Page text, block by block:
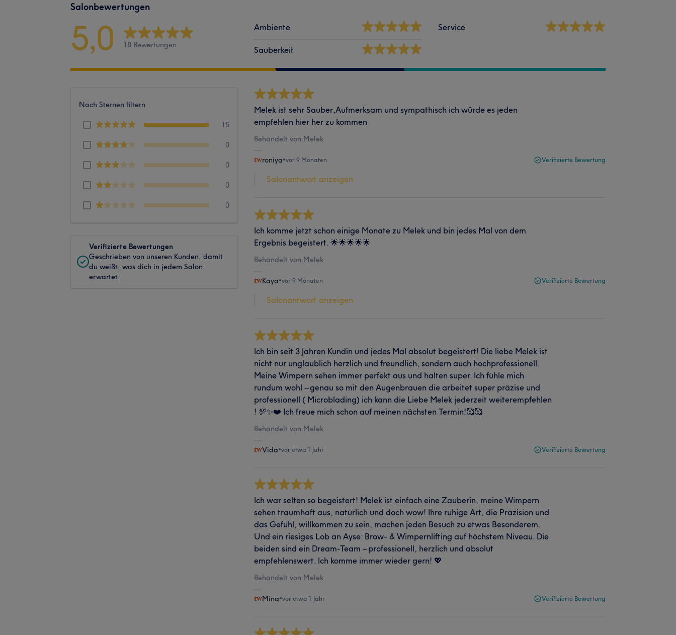
Salonbewertungen
5,0 18 Bewertungen
Ambiente
Sauberkeit
Service
Nach Sternen filtern
15
0
0
0
0
Verifizierte Bewertungen
Geschrieben von unseren Kunden, damit
du weißt, was dich in jedem Salon
erwartet.
Melek ist sehr Sauber,Aufmerksam und sympathisch ich würde es jeden
empfehlen hier her zu kommen
Behandelt von Melek
roniya•vor 9 Monaten Verifizierte Bewertung
Salonantwort anzeigen
Ich komme jetzt schon einige Monate zu Melek und bin jedes Mal von dem
Ergebnis begeistert. 🌟🌟🌟🌟🌟
Behandelt von Melek
Kaya•vor 9 Monaten Verifizierte Bewertung
Salonantwort anzeigen
Ich bin seit 3 Jahren Kundin und jedes Mal absolut begeistert! Die liebe Melek ist
nicht nur unglaublich herzlich und freundlich, sondern auch hochprofessionell.
Meine Wimpern sehen immer perfekt aus und halten super. Ich fühle mich
rundum wohl – genau so mit den Augenbrauen die arbeitet super präzise und
professionell ( Microblading) ich kann die Liebe Melek jederzeit weiterempfehlen
! 💯✨❤️ Ich freue mich schon auf meinen nächsten Termin!🥰🥰
Behandelt von Melek
Vida•vor etwa 1 Jahr Verifizierte Bewertung
Ich war selten so begeistert! Melek ist einfach eine Zauberin, meine Wimpern
sehen traumhaft aus, natürlich und doch wow! Ihre ruhige Art, die Präzision und
das Gefühl, willkommen zu sein, machen jeden Besuch zu etwas Besonderem.
Und ein riesiges Lob an Ayse: Brow- & Wimpernlifting auf höchstem Niveau. Die
beiden sind ein Dream-Team – professionell, herzlich und absolut
empfehlenswert. Ich komme immer wieder gern! 💖
Behandelt von Melek
Mina•vor etwa 1 Jahr Verifizierte Bewertung